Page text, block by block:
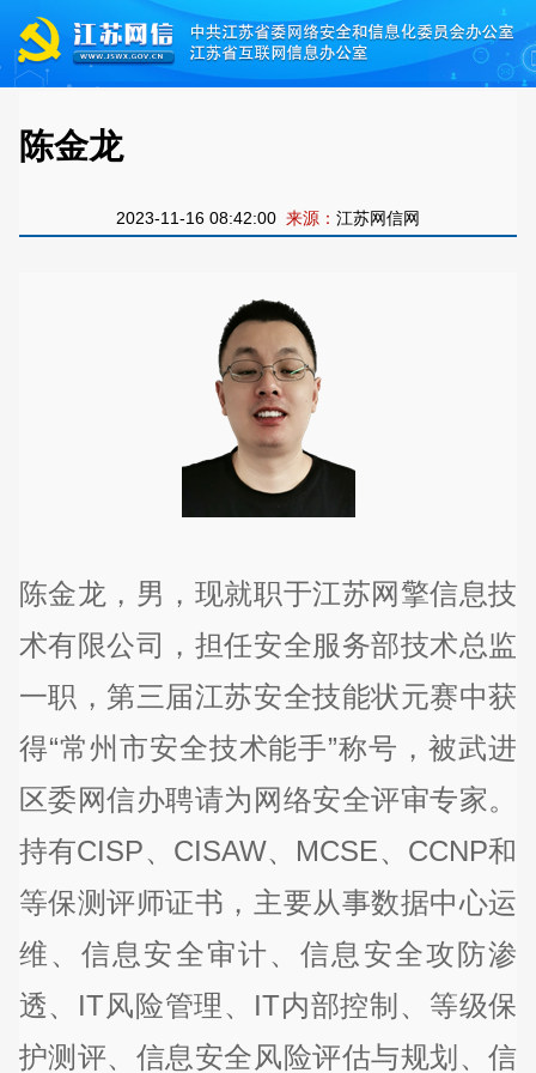
陈金龙
2023-11-16 08:42:00 来源： 江苏网信网
陈金龙，男，现就职于江苏网擎信息技
术有限公司，担任安全服务部技术总监
一职，第三届江苏安全技能状元赛中获
得“常州市安全技术能手”称号，被武进
区委网信办聘请为网络安全评审专家。
持有CISP、CISAW、MCSE、CCNP和
等保测评师证书，主要从事数据中心运
维、信息安全审计、信息安全攻防渗
透、IT风险管理、IT内部控制、等级保
护测评、信息安全风险评估与规划、信